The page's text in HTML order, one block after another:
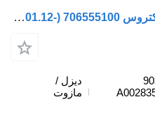
جهاز التدفئة Mercedes-Benz أكتروس mp4 1843 (01.12-) 706555100 لـ السيارات القاطرة Mercedes-Benz Actros MP4 Antos Arocs (2012-)
مازوت